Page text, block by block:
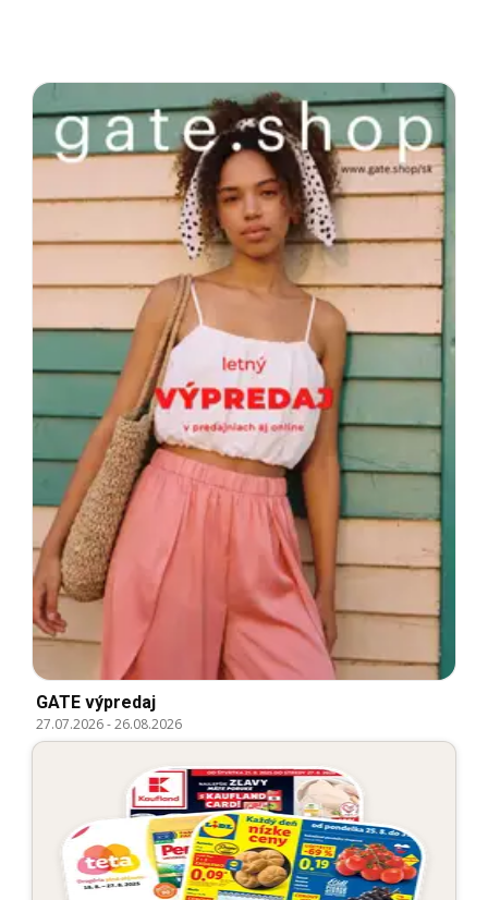
GATE výpredaj
27.07.2026-26.08.2026